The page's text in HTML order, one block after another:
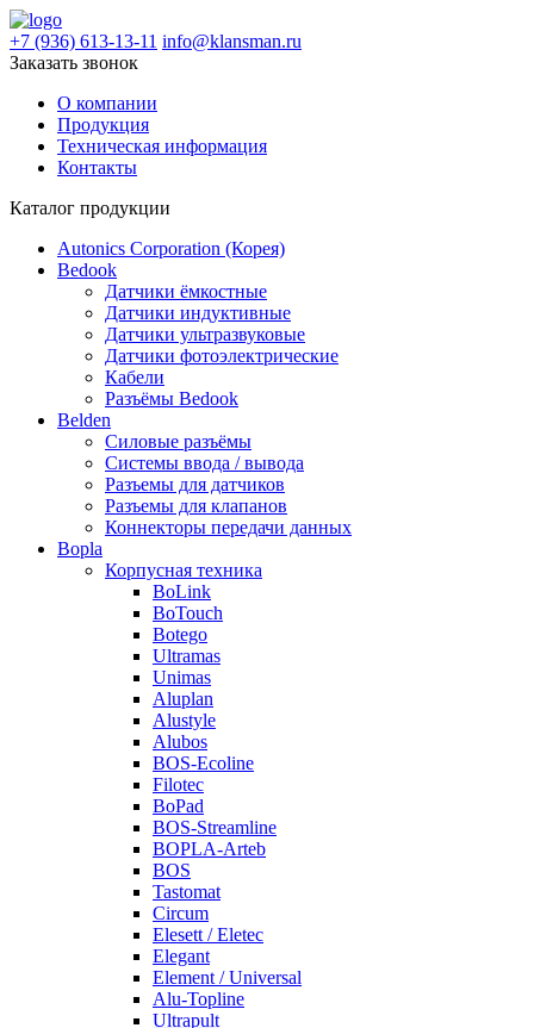
+7 (936) 613-13-11 info@klansman.ru
Заказать звонок
О компании
Продукция
Техническая информация
Контакты
Каталог продукции
Autonics Corporation (Корея)
Bedook
Датчики ёмкостные
Датчики индуктивные
Датчики ультразвуковые
Датчики фотоэлектрические
Кабели
Разъёмы Bedook
Belden
Силовые разъёмы
Системы ввода / вывода
Разъемы для датчиков
Разъемы для клапанов
Коннекторы передачи данных
Bopla
Корпусная техника
BoLink
BoTouch
Botego
Ultramas
Unimas
Aluplan
Alustyle
Alubos
BOS-Ecoline
Filotec
BoPad
BOS-Streamline
BOPLA-Arteb
BOS
Tastomat
Circum
Elesett / Eletec
Elegant
Element / Universal
Alu-Topline
Ultrapult